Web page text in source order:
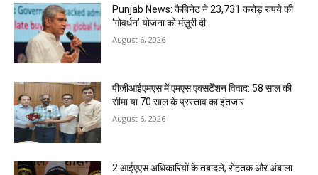
Punjab News: कैबिनेट ने 23,731 करोड़ रुपये की
‘गोवर्धन’ योजना को मंज़ूरी दी
August 6, 2026
पीजीआईएमएस में एमएस एक्सटेंशन विवाद: 58 साल की
सीमा या 70 साल के प्रस्ताव का इंतजार
August 6, 2026
2 आईएएस अधिकारियों के तबादले, रोहतक और अंबाला